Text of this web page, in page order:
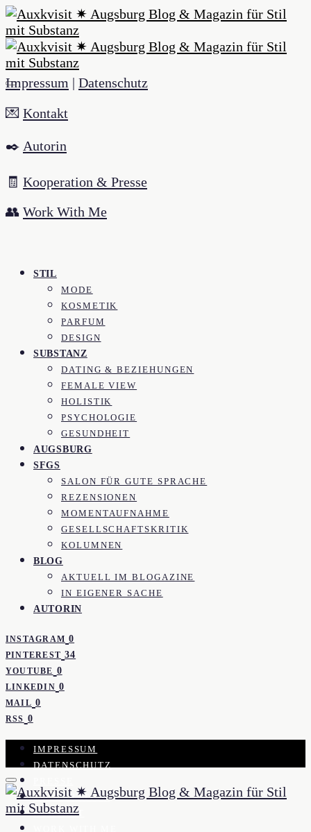
Impressum | Datenschutz
💌 Kontakt
✒️ Autorin
🧾 Kooperation & Presse
👥 Work With Me
STIL
MODE
KOSMETIK
PARFUM
DESIGN
SUBSTANZ
DATING & BEZIEHUNGEN
FEMALE VIEW
HOLISTIK
PSYCHOLOGIE
GESUNDHEIT
AUGSBURG
SFGS
SALON FÜR GUTE SPRACHE
REZENSIONEN
MOMENTAUFNAHME
GESELLSCHAFTSKRITIK
KOLUMNEN
BLOG
AKTUELL IM BLOGAZINE
IN EIGENER SACHE
AUTORIN
INSTAGRAM 0
PINTEREST 34
YOUTUBE 0
LINKEDIN 0
MAIL 0
RSS 0
IMPRESSUM
DATENSCHUTZ
KOOPERATION
KONTAKT